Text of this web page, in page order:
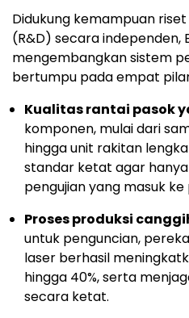
Didukung kemampuan
(R&D) secara independen,
mengembangkan sistem
bertumpu pada empat
Kualitas rantai pasok
komponen, mulai dari
hingga unit rakitan
standar ketat agar
pengujian yang masuk
Proses produksi
untuk penguncian,
laser berhasil
hingga 40%, serta
secara ketat.